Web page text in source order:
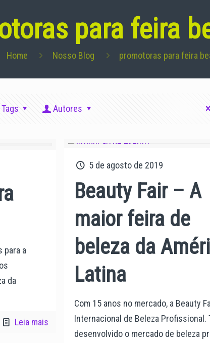
para feira
Home Nosso Blog promotoras para feira
Tags Autores
para a
da
Leia mais
5 de agosto de 2019
Beauty Fair – A
maior feira de
beleza da
Latina
Com 15 anos no mercado, a Beauty
Internacional de Beleza Profissional.
desenvolvido o mercado de beleza